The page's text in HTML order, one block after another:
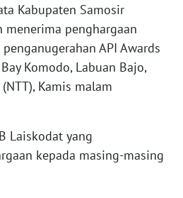
Kabupaten Samosir
menerima penghargaan
API Awards
Komodo, Labuan Bajo,
Kamis malam
Laiskodat yang
kepada masing-masing